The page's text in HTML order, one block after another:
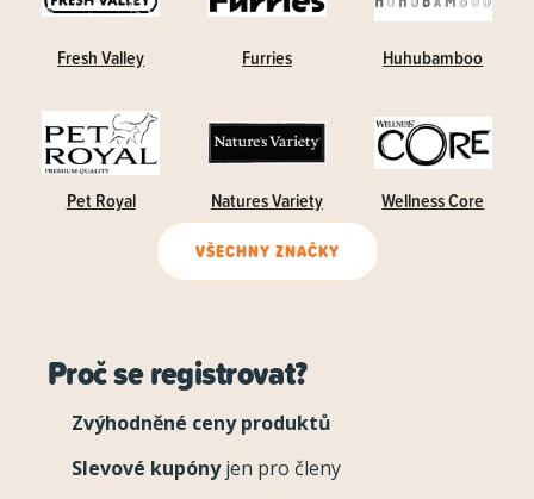
Fresh Valley Furries Huhubamboo
Pet Royal Natures Variety Wellness Core
VŠECHNY ZNAČKY
Proč se registrovat?
Zvýhodněné ceny produktů
Slevové kupónyjen pro členy